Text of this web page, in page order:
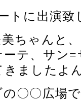
トに出演
ちゃんと
ーテ、サン
きましたよ
〇〇広場